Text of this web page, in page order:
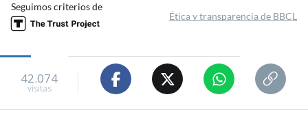
Seguimos criterios de
Ética y transparencia de BBCL
42.074
visitas